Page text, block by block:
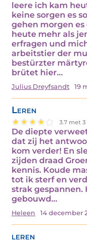
leere ich kam
keine sorgen es
gehen morgen
heute mehr als
erfragen und
arbeitstier der
bestürzter
brütet hier…
Julius Dreyfsandt 19
Leren
3.7 met
De diepte
dat zij het
kom verder! En
zijden draad
kennis. Koude
tot ik sterf en
strak gespannen.
gebouwd…
Heleen 14 december
leren